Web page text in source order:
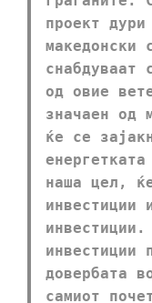
проект
македонски
снабдуваат
од овие
значаен од
ќе се
наша цел,
инвестиции
инвестиции
довербата
самиот